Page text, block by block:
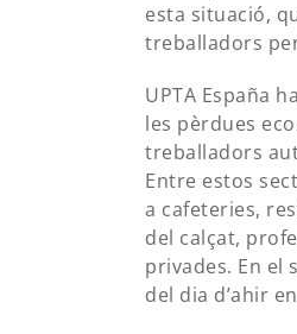
esta situació,
treballadors
UPTA España
les pèrdues
treballadors
Entre estos
a cafeteries,
del calçat,
privades. En el
del dia d’ahir